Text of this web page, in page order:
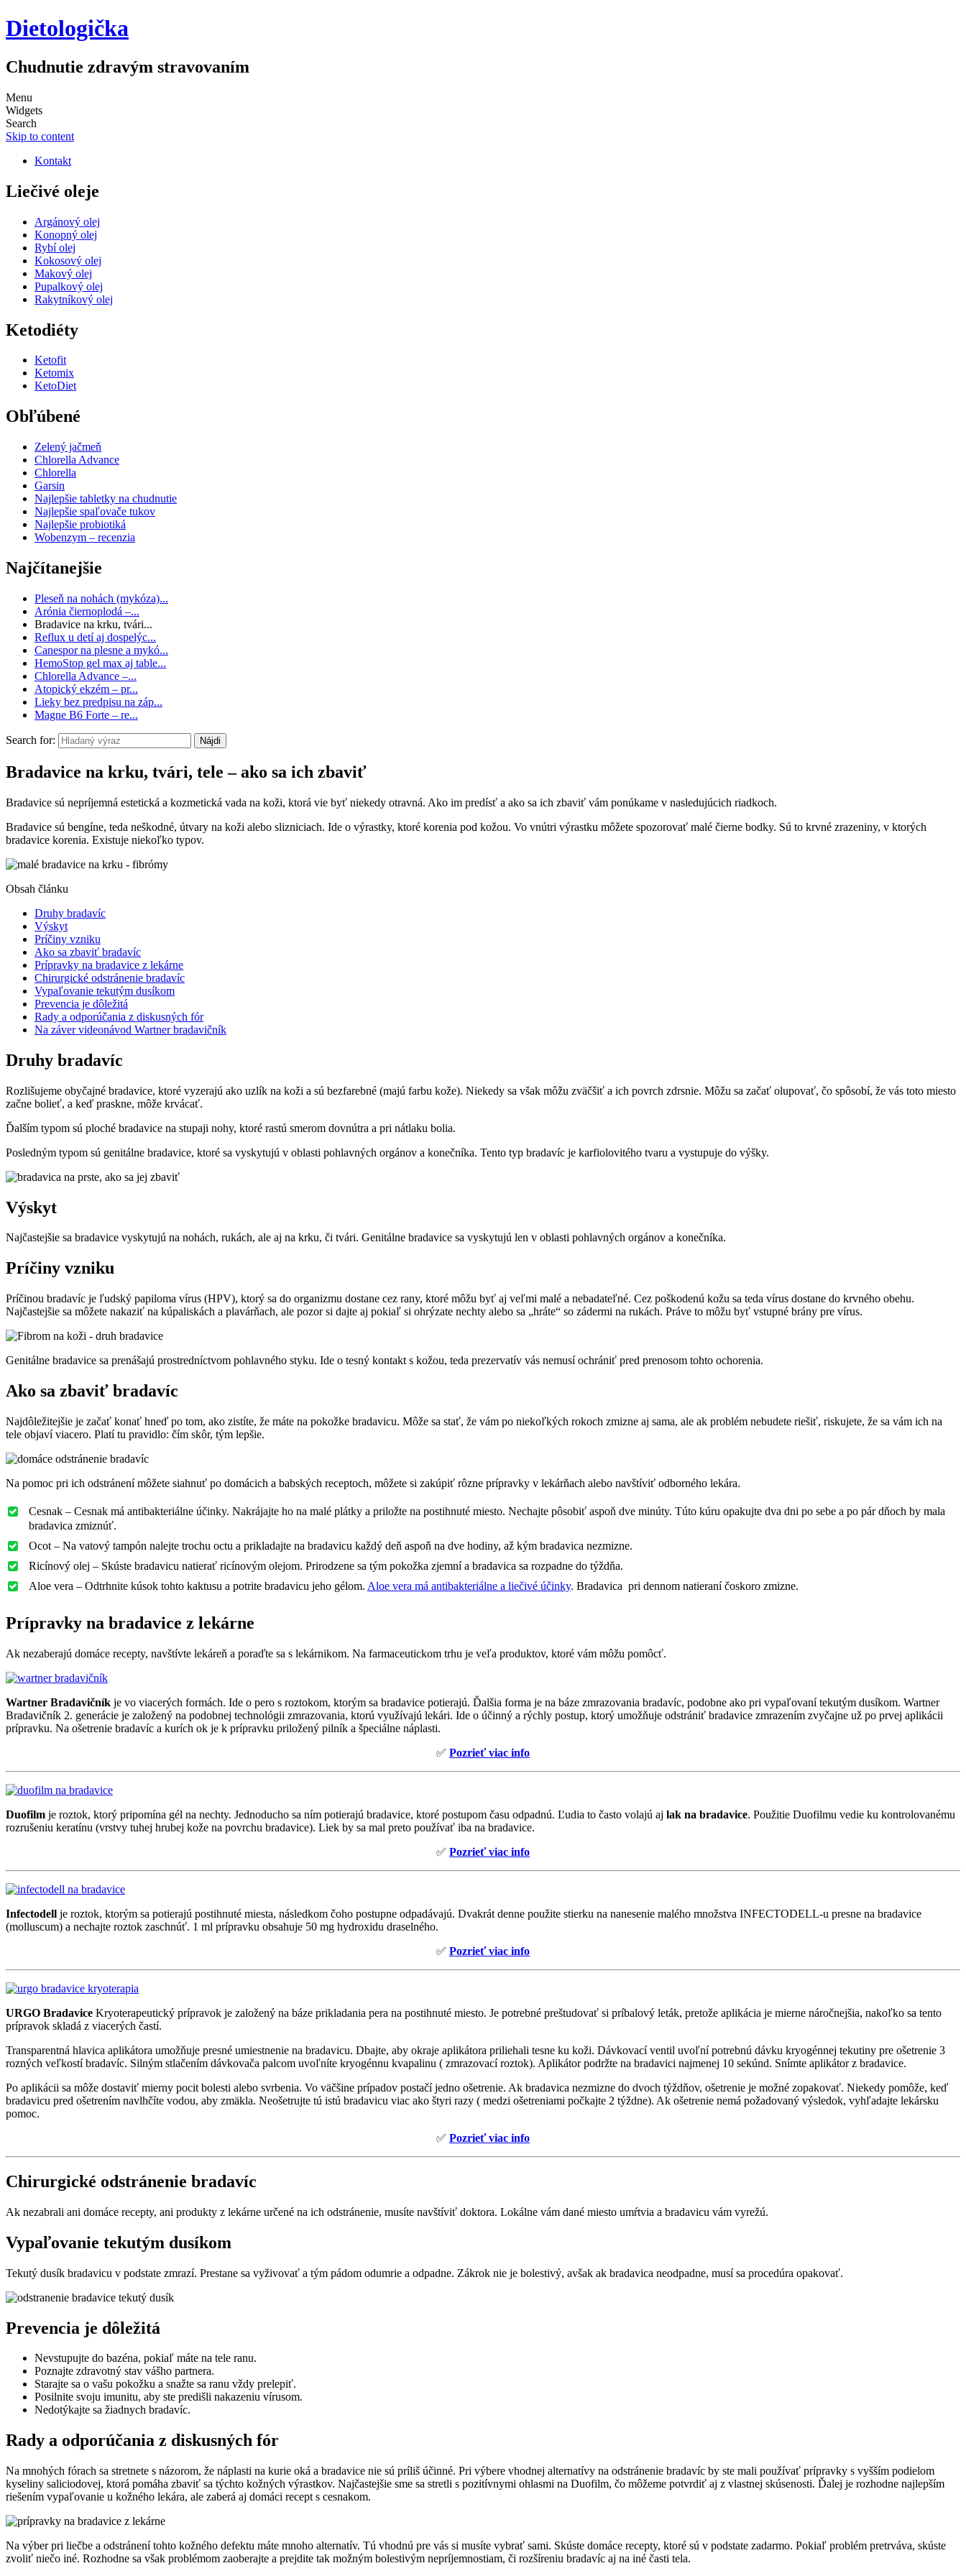
Dietologička
Chudnutie zdravým stravovaním
Menu
Widgets
Search
Skip to content
Kontakt
Liečivé oleje
Argánový olej
Konopný olej
Rybí olej
Kokosový olej
Makový olej
Pupalkový olej
Rakytníkový olej
Ketodiéty
Ketofit
Ketomix
KetoDiet
Obľúbené
Zelený jačmeň
Chlorella Advance
Chlorella
Garsin
Najlepšie tabletky na chudnutie
Najlepšie spaľovače tukov
Najlepšie probiotiká
Wobenzym – recenzia
Najčítanejšie
Pleseň na nohách (mykóza)...
Arónia čiernoplodá –...
Bradavice na krku, tvári...
Reflux u detí aj dospelýc...
Canespor na plesne a mykó...
HemoStop gel max aj table...
Chlorella Advance –...
Atopický ekzém – pr...
Lieky bez predpisu na záp...
Magne B6 Forte – re...
Search for:
Bradavice na krku, tvári, tele – ako sa ich zbaviť
Bradavice sú nepríjemná estetická a kozmetická vada na koži, ktorá vie byť niekedy otravná. Ako im predísť a ako sa ich zbaviť vám ponúkame v nasledujúcich riadkoch.
Bradavice sú bengíne, teda neškodné, útvary na koži alebo slizniciach. Ide o výrastky, ktoré korenia pod kožou. Vo vnútri výrastku môžete spozorovať malé čierne bodky. Sú to krvné zrazeniny, v ktorých
bradavice korenia. Existuje niekoľko typov.
Obsah článku
Druhy bradavíc
Výskyt
Príčiny vzniku
Ako sa zbaviť bradavíc
Prípravky na bradavice z lekárne
Chirurgické odstránenie bradavíc
Vypaľovanie tekutým dusíkom
Prevencia je dôležitá
Rady a odporúčania z diskusných fór
Na záver videonávod Wartner bradavičník
Druhy bradavíc
Rozlišujeme obyčajné bradavice, ktoré vyzerajú ako uzlík na koži a sú bezfarebné (majú farbu kože). Niekedy sa však môžu zväčšiť a ich povrch zdrsnie. Môžu sa začať olupovať, čo spôsobí, že vás toto miesto
začne bolieť, a keď praskne, môže krvácať.
Ďalším typom sú ploché bradavice na stupaji nohy, ktoré rastú smerom dovnútra a pri nátlaku bolia.
Posledným typom sú genitálne bradavice, ktoré sa vyskytujú v oblasti pohlavných orgánov a konečníka. Tento typ bradavíc je karfiolovitého tvaru a vystupuje do výšky.
Výskyt
Najčastejšie sa bradavice vyskytujú na nohách, rukách, ale aj na krku, či tvári. Genitálne bradavice sa vyskytujú len v oblasti pohlavných orgánov a konečníka.
Príčiny vzniku
Príčinou bradavíc je ľudský papiloma vírus (HPV), ktorý sa do organizmu dostane cez rany, ktoré môžu byť aj veľmi malé a nebadateľné. Cez poškodenú kožu sa teda vírus dostane do krvného obehu.
Najčastejšie sa môžete nakaziť na kúpaliskách a plavárňach, ale pozor si dajte aj pokiaľ si ohrýzate nechty alebo sa „hráte“ so zádermi na rukách. Práve to môžu byť vstupné brány pre vírus.
Genitálne bradavice sa prenášajú prostredníctvom pohlavného styku. Ide o tesný kontakt s kožou, teda prezervatív vás nemusí ochrániť pred prenosom tohto ochorenia.
Ako sa zbaviť bradavíc
Najdôležitejšie je začať konať hneď po tom, ako zistíte, že máte na pokožke bradavicu. Môže sa stať, že vám po niekoľkých rokoch zmizne aj sama, ale ak problém nebudete riešiť, riskujete, že sa vám ich na
tele objaví viacero. Platí tu pravidlo: čím skôr, tým lepšie.
Na pomoc pri ich odstránení môžete siahnuť po domácich a babských receptoch, môžete si zakúpiť rôzne prípravky v lekárňach alebo navštíviť odborného lekára.
Cesnak – Cesnak má antibakteriálne účinky. Nakrájajte ho na malé plátky a priložte na postihnuté miesto. Nechajte pôsobiť aspoň dve minúty. Túto kúru opakujte dva dni po sebe a po pár dňoch by mala
bradavica zmiznúť.
Ocot – Na vatový tampón nalejte trochu octu a prikladajte na bradavicu každý deň aspoň na dve hodiny, až kým bradavica nezmizne.
Ricínový olej – Skúste bradavicu natierať ricínovým olejom. Prirodzene sa tým pokožka zjemní a bradavica sa rozpadne do týždňa.
Aloe vera – Odtrhnite kúsok tohto kaktusu a potrite bradavicu jeho gélom. Aloe vera má antibakteriálne a liečivé účinky. Bradavica pri dennom natieraní čoskoro zmizne.
Prípravky na bradavice z lekárne
Ak nezaberajú domáce recepty, navštívte lekáreň a poraďte sa s lekárnikom. Na farmaceutickom trhu je veľa produktov, ktoré vám môžu pomôcť.
Wartner Bradavičník je vo viacerých formách. Ide o pero s roztokom, ktorým sa bradavice potierajú. Ďalšia forma je na báze zmrazovania bradavíc, podobne ako pri vypaľovaní tekutým dusíkom. Wartner
Bradavičník 2. generácie je založený na podobnej technológii zmrazovania, ktorú využívajú lekári. Ide o účinný a rýchly postup, ktorý umožňuje odstrániť bradavice zmrazením zvyčajne už po prvej aplikácii
prípravku. Na ošetrenie bradavíc a kurích ok je k prípravku priložený pilník a špeciálne náplasti.
✅ Pozrieť viac info
Duofilm je roztok, ktorý pripomína gél na nechty. Jednoducho sa ním potierajú bradavice, ktoré postupom času odpadnú. Ľudia to často volajú aj lak na bradavice. Použitie Duofilmu vedie ku kontrolovanému
rozrušeniu keratínu (vrstvy tuhej hrubej kože na povrchu bradavice). Liek by sa mal preto používať iba na bradavice.
✅ Pozrieť viac info
Infectodell je roztok, ktorým sa potierajú postihnuté miesta, následkom čoho postupne odpadávajú. Dvakrát denne použite stierku na nanesenie malého množstva INFECTODELL-u presne na bradavice
(molluscum) a nechajte roztok zaschnúť. 1 ml prípravku obsahuje 50 mg hydroxidu draselného.
✅ Pozrieť viac info
URGO Bradavice Kryoterapeutický prípravok je založený na báze prikladania pera na postihnuté miesto. Je potrebné preštudovať si príbalový leták, pretože aplikácia je mierne náročnejšia, nakoľko sa tento
prípravok skladá z viacerých častí.
Transparentná hlavica aplikátora umožňuje presné umiestnenie na bradavicu. Dbajte, aby okraje aplikátora priliehali tesne ku koži. Dávkovací ventil uvoľní potrebnú dávku kryogénnej tekutiny pre ošetrenie 3
rozných veľkostí bradavíc. Silným stlačením dávkovača palcom uvoľníte kryogénnu kvapalinu ( zmrazovací roztok). Aplikátor podržte na bradavici najmenej 10 sekúnd. Snímte aplikátor z bradavice.
Po aplikácii sa môže dostaviť mierny pocit bolesti alebo svrbenia. Vo väčšine prípadov postačí jedno ošetrenie. Ak bradavica nezmizne do dvoch týždňov, ošetrenie je možné zopakovať. Niekedy pomôže, keď
bradavicu pred ošetrením navlhčíte vodou, aby zmäkla. Neošetrujte tú istú bradavicu viac ako štyri razy ( medzi ošetreniami počkajte 2 týždne). Ak ošetrenie nemá požadovaný výsledok, vyhľadajte lekársku
pomoc.
✅ Pozrieť viac info
Chirurgické odstránenie bradavíc
Ak nezabrali ani domáce recepty, ani produkty z lekárne určené na ich odstránenie, musíte navštíviť doktora. Lokálne vám dané miesto umŕtvia a bradavicu vám vyrežú.
Vypaľovanie tekutým dusíkom
Tekutý dusík bradavicu v podstate zmrazí. Prestane sa vyživovať a tým pádom odumrie a odpadne. Zákrok nie je bolestivý, avšak ak bradavica neodpadne, musí sa procedúra opakovať.
Prevencia je dôležitá
Nevstupujte do bazéna, pokiaľ máte na tele ranu.
Poznajte zdravotný stav vášho partnera.
Starajte sa o vašu pokožku a snažte sa ranu vždy prelepiť.
Posilnite svoju imunitu, aby ste predišli nakazeniu vírusom.
Nedotýkajte sa žiadnych bradavíc.
Rady a odporúčania z diskusných fór
Na mnohých fórach sa stretnete s názorom, že náplasti na kurie oká a bradavice nie sú príliš účinné. Pri výbere vhodnej alternatívy na odstránenie bradavíc by ste mali používať prípravky s vyšším podielom
kyseliny saliciodovej, ktorá pomáha zbaviť sa týchto kožných výrastkov. Najčastejšie sme sa stretli s pozitívnymi ohlasmi na Duofilm, čo môžeme potvrdiť aj z vlastnej skúsenosti. Ďalej je rozhodne najlepším
riešením vypaľovanie u kožného lekára, ale zaberá aj domáci recept s cesnakom.
Na výber pri liečbe a odstránení tohto kožného defektu máte mnoho alternatív. Tú vhodnú pre vás si musíte vybrať sami. Skúste domáce recepty, ktoré sú v podstate zadarmo. Pokiaľ problém pretrváva, skúste
zvoliť niečo iné. Rozhodne sa však problémom zaoberajte a prejdite tak možným bolestivým nepríjemnostiam, či rozšíreniu bradavíc aj na iné časti tela.